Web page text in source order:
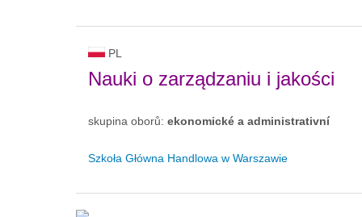
PL
Nauki o zarządzaniu i jakości
skupina oborů: ekonomické a administrativní
Szkoła Główna Handlowa w Warszawie